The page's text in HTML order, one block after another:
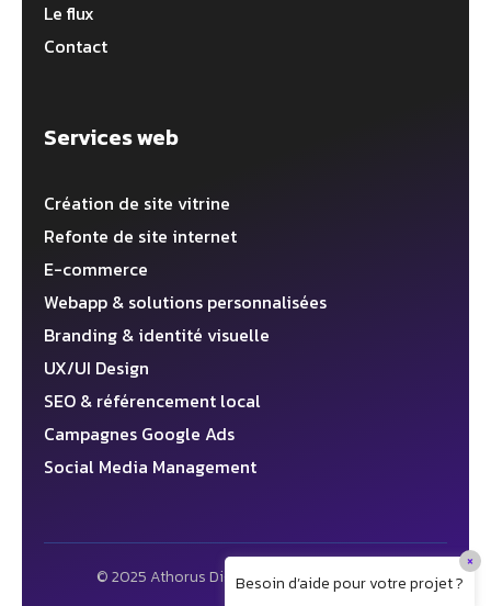
Le flux
Contact
Services web
Création de site vitrine
Refonte de site internet
E-commerce
Webapp & solutions personnalisées
Branding & identité visuelle
UX/UI Design
SEO & référencement local
Campagnes Google Ads
Social Media Management
© 2025 Athorus Digital ✦ Agence web 360°
Besoin d’aide pour votre projet ?
×